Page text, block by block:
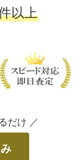
以上
だけ ／